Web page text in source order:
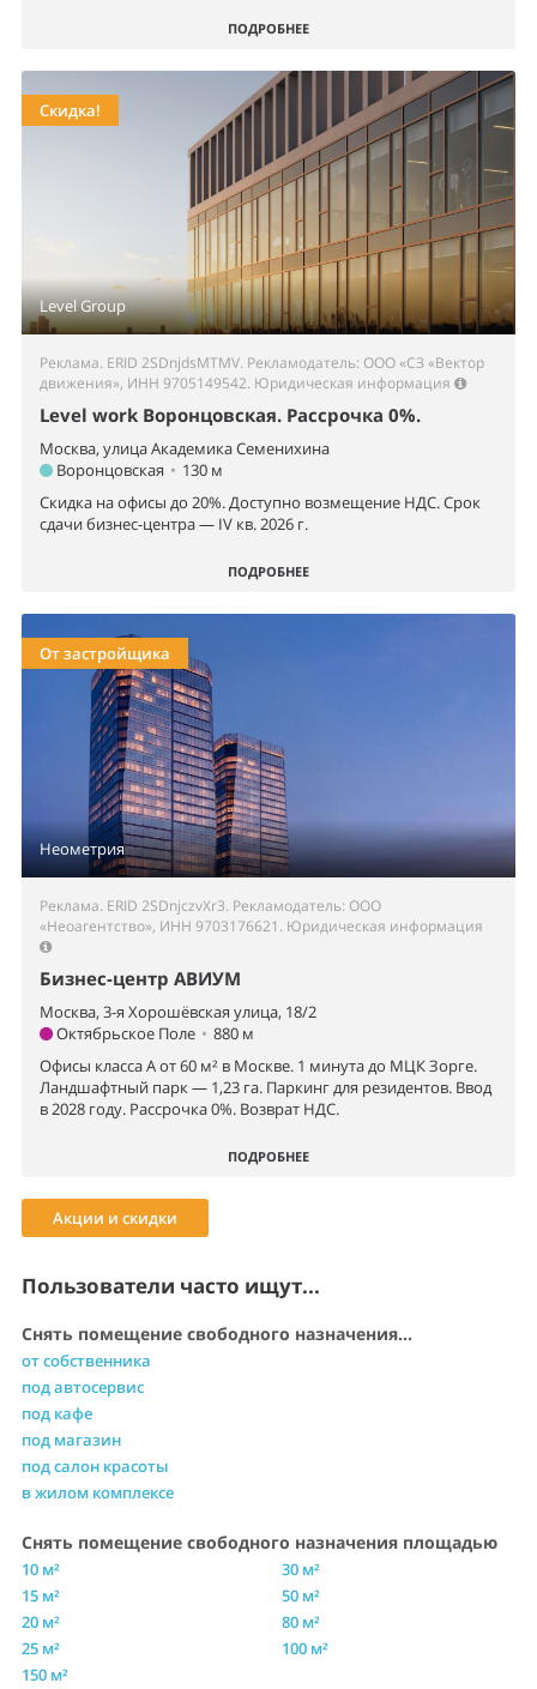
ПОДРОБНЕЕ
Level Group
Скидка!
Реклама. ERID 2SDnjdsMTMV. Рекламодатель: ООО «СЗ «Вектор
движения», ИНН 9705149542. Юридическая информация
Level work Воронцовская. Рассрочка 0%.
Москва, улица Академика Семенихина
Воронцовская • 130 м
Скидка на офисы до 20%. Доступно возмещение НДС. Срок
сдачи бизнес-центра — IV кв. 2026 г.
ПОДРОБНЕЕ
Неометрия
От застройщика
Реклама. ERID 2SDnjczvXr3. Рекламодатель: ООО
«Неоагентство», ИНН 9703176621. Юридическая информация
Бизнес-центр АВИУМ
Москва, 3-я Хорошёвская улица, 18/2
Октябрьское Поле • 880 м
Офисы класса А от 60 м² в Москве. 1 минута до МЦК Зорге.
Ландшафтный парк — 1,23 га. Паркинг для резидентов. Ввод
в 2028 году. Рассрочка 0%. Возврат НДС.
ПОДРОБНЕЕ
Акции и скидки
Пользователи часто ищут...
Снять помещение свободного назначения...
от собственника
под автосервис
под кафе
под магазин
под салон красоты
в жилом комплексе
Снять помещение свободного назначения площадью
10 м²
15 м²
20 м²
25 м²
30 м²
50 м²
80 м²
100 м²
150 м²